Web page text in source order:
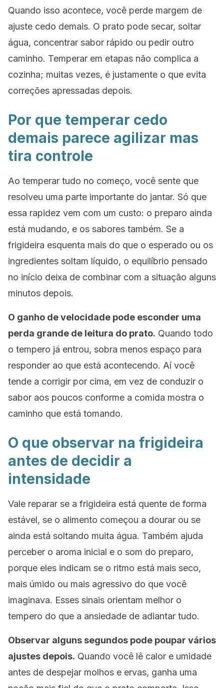
Quando isso acontece, você perde margem de
ajuste cedo demais. O prato pode secar, soltar
água, concentrar sabor rápido ou pedir outro
caminho. Temperar em etapas não complica a
cozinha; muitas vezes, é justamente o que evita
correções apressadas depois.
Por que temperar cedo
demais parece agilizar mas
tira controle
Ao temperar tudo no começo, você sente que
resolveu uma parte importante do jantar. Só que
essa rapidez vem com um custo: o preparo ainda
está mudando, e os sabores também. Se a
frigideira esquenta mais do que o esperado ou os
ingredientes soltam líquido, o equilíbrio pensado
no início deixa de combinar com a situação alguns
minutos depois.
O ganho de velocidade pode esconder uma
perda grande de leitura do prato. Quando todo
o tempero já entrou, sobra menos espaço para
responder ao que está acontecendo. Aí você
tende a corrigir por cima, em vez de conduzir o
sabor aos poucos conforme a comida mostra o
caminho que está tomando.
O que observar na frigideira
antes de decidir a
intensidade
Vale reparar se a frigideira está quente de forma
estável, se o alimento começou a dourar ou se
ainda está soltando muita água. Também ajuda
perceber o aroma inicial e o som do preparo,
porque eles indicam se o ritmo está mais seco,
mais úmido ou mais agressivo do que você
imaginava. Esses sinais orientam melhor o
tempero do que a ansiedade de adiantar tudo.
Observar alguns segundos pode poupar vários
ajustes depois. Quando você lê calor e umidade
antes de despejar molhos e ervas, ganha uma